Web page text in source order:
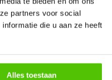
partners voor social
die u aan ze heeft
Alles toestaan